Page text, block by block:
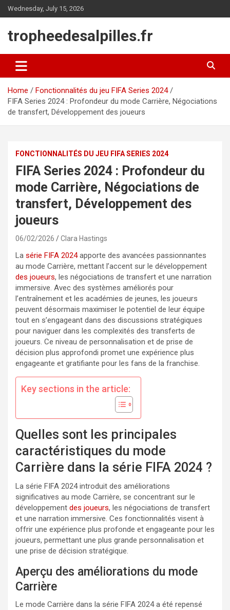
Skip
to
Wednesday, July 15, 2026
tropheedesalpilles.fr
Home
Fonctionnalités du jeu FIFA Series 2024
FIFA Series 2024 : Profondeur du mode Carrière, Négociations
de transfert, Développement des joueurs
FONCTIONNALITÉS DU JEU FIFA SERIES 2024
FIFA Series 2024 : Profondeur du
mode Carrière, Négociations de
transfert, Développement des
joueurs
06/02/2026 Clara Hastings
La série FIFA 2024apporte des avancées passionnantes
au mode Carrière, mettant l’accent sur le développement
des joueurs, les négociations de transfert et une narration
immersive. Avec des systèmes améliorés pour
l’entraînement et les académies de jeunes, les joueurs
peuvent désormais maximiser le potentiel de leur équipe
tout en s’engageant dans des discussions stratégiques
pour naviguer dans les complexités des transferts de
joueurs. Ce niveau de personnalisation et de prise de
décision plus approfondi promet une expérience plus
engageante et gratifiante pour les fans de la franchise.
Key sections in the article:
Quelles sont les principales
caractéristiques du mode
Carrière dans la série FIFA 2024 ?
La série FIFA 2024 introduit des améliorations
significatives au mode Carrière, se concentrant sur le
développement des joueurs, les négociations de transfert
et une narration immersive. Ces fonctionnalités visent à
offrir une expérience plus profonde et engageante pour les
joueurs, permettant une plus grande personnalisation et
une prise de décision stratégique.
Aperçu des améliorations du mode
Carrière
Le mode Carrière dans la série FIFA 2024 a été repensé